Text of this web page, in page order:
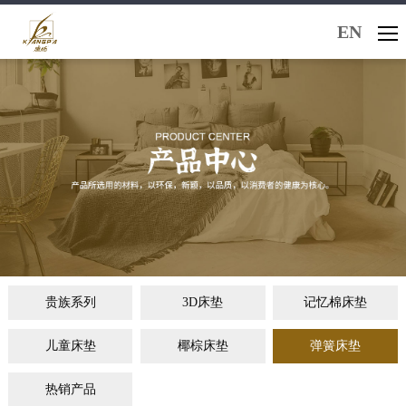
EN
贵族系列 3D床垫 记忆棉床垫
儿童床垫 椰棕床垫 弹簧床垫
热销产品